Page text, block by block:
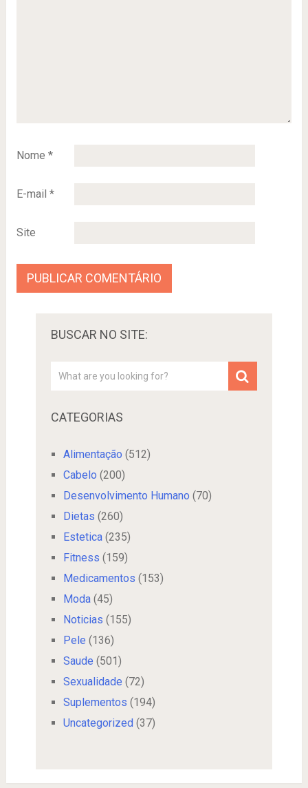
Nome *
E-mail *
Site
BUSCAR NO SITE:
CATEGORIAS
Alimentação (512)
Cabelo (200)
Desenvolvimento Humano (70)
Dietas (260)
Estetica(235)
Fitness (159)
Medicamentos (153)
Moda(45)
Noticias (155)
Pele (136)
Saude (501)
Sexualidade (72)
Suplementos (194)
Uncategorized (37)